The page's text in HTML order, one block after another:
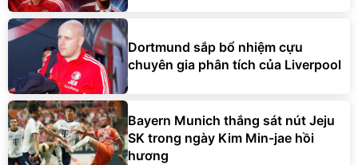
Dortmund sắp bổ nhiệm cựu
chuyên gia phân tích của Liverpool
Bayern Munich thắng sát nút Jeju
SK trong ngày Kim Min-jae hồi
hương